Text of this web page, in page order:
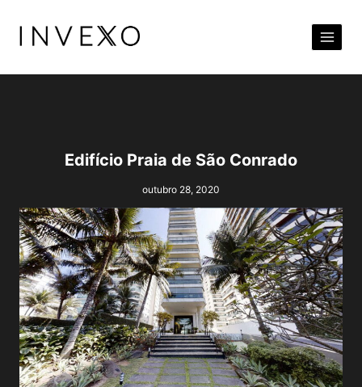
para
Conteúdo
Edifício Praia de São Conrado
outubro 28, 2020